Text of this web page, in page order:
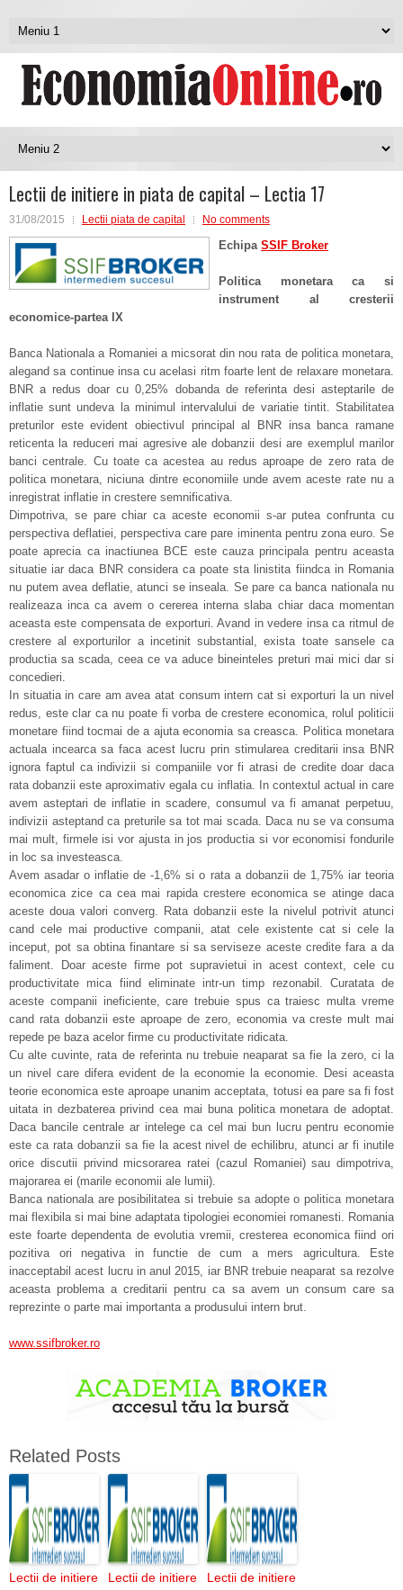
Lectii de initiere in piata de capital – Lectia 17
31/08/2015 Lectii piata de capital No comments
Echipa SSIF Broker
Politica monetara ca si
instrument al cresterii
economice-partea IX
Banca Nationala a Romaniei a micsorat din nou rata de politica monetara,
alegand sa continue insa cu acelasi ritm foarte lent de relaxare monetara.
BNR a redus doar cu 0,25% dobanda de referinta desi asteptarile de
inflatie sunt undeva la minimul intervalului de variatie tintit. Stabilitatea
preturilor este evident obiectivul principal al BNR insa banca ramane
reticenta la reduceri mai agresive ale dobanzii desi are exemplul marilor
banci centrale. Cu toate ca acestea au redus aproape de zero rata de
politica monetara, niciuna dintre economiile unde avem aceste rate nu a
inregistrat inflatie in crestere semnificativa.
Dimpotriva, se pare chiar ca aceste economii s-ar putea confrunta cu
perspectiva deflatiei, perspectiva care pare iminenta pentru zona euro. Se
poate aprecia ca inactiunea BCE este cauza principala pentru aceasta
situatie iar daca BNR considera ca poate sta linistita fiindca in Romania
nu putem avea deflatie, atunci se inseala. Se pare ca banca nationala nu
realizeaza inca ca avem o cererea interna slaba chiar daca momentan
aceasta este compensata de exporturi. Avand in vedere insa ca ritmul de
crestere al exporturilor a incetinit substantial, exista toate sansele ca
productia sa scada, ceea ce va aduce bineinteles preturi mai mici dar si
concedieri.
In situatia in care am avea atat consum intern cat si exporturi la un nivel
redus, este clar ca nu poate fi vorba de crestere economica, rolul politicii
monetare fiind tocmai de a ajuta economia sa creasca. Politica monetara
actuala incearca sa faca acest lucru prin stimularea creditarii insa BNR
ignora faptul ca indivizii si companiile vor fi atrasi de credite doar daca
rata dobanzii este aproximativ egala cu inflatia. In contextul actual in care
avem asteptari de inflatie in scadere, consumul va fi amanat perpetuu,
indivizii asteptand ca preturile sa tot mai scada. Daca nu se va consuma
mai mult, firmele isi vor ajusta in jos productia si vor economisi fondurile
in loc sa investeasca.
Avem asadar o inflatie de -1,6% si o rata a dobanzii de 1,75% iar teoria
economica zice ca cea mai rapida crestere economica se atinge daca
aceste doua valori converg. Rata dobanzii este la nivelul potrivit atunci
cand cele mai productive companii, atat cele existente cat si cele la
inceput, pot sa obtina finantare si sa serviseze aceste credite fara a da
faliment. Doar aceste firme pot supravietui in acest context, cele cu
productivitate mica fiind eliminate intr-un timp rezonabil. Curatata de
aceste companii ineficiente, care trebuie spus ca traiesc multa vreme
cand rata dobanzii este aproape de zero, economia va creste mult mai
repede pe baza acelor firme cu productivitate ridicata.
Cu alte cuvinte, rata de referinta nu trebuie neaparat sa fie la zero, ci la
un nivel care difera evident de la economie la economie. Desi aceasta
teorie economica este aproape unanim acceptata, totusi ea pare sa fi fost
uitata in dezbaterea privind cea mai buna politica monetara de adoptat.
Daca bancile centrale ar intelege ca cel mai bun lucru pentru economie
este ca rata dobanzii sa fie la acest nivel de echilibru, atunci ar fi inutile
orice discutii privind micsorarea ratei (cazul Romaniei) sau dimpotriva,
majorarea ei (marile economii ale lumii).
Banca nationala are posibilitatea si trebuie sa adopte o politica monetara
mai flexibila si mai bine adaptata tipologiei economiei romanesti. Romania
este foarte dependenta de evolutia vremii, cresterea economica fiind ori
pozitiva ori negativa in functie de cum a mers agricultura. Este
inacceptabil acest lucru in anul 2015, iar BNR trebuie neaparat sa rezolve
aceasta problema a creditarii pentru ca sa avem un consum care sa
reprezinte o parte mai importanta a produsului intern brut.
www.ssifbroker.ro
Related Posts
Lectii de initiere
Lectii de initiere
Lectii de initiere